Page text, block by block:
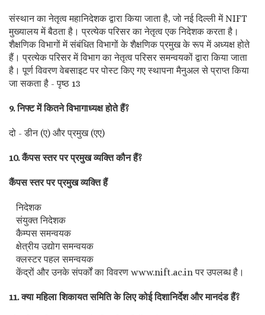
संस्थान का नेतृत्व महानिदेशक द्वारा किया जाता है, जो नई दिल्ली में NIFT
मुख्यालय में बैठता है। प्रत्येक परिसर का नेतृत्व एक निदेशक करता है।
शैक्षणिक विभागों में संबंधित विभागों के शैक्षणिक प्रमुख के रूप में अध्यक्ष होते
हैं। प्रत्येक परिसर में विभाग का नेतृत्व परिसर समन्वयकों द्वारा किया जाता
है। पूर्ण विवरण वेबसाइट पर पोस्ट किए गए स्थापना मैनुअल से प्राप्त किया
जा सकता है - पृष्ठ 13
9. निफ्ट में कितने विभागाध्यक्ष होते हैं?
दो - डीन (ए) और प्रमुख (एए)
10. कैंपस स्तर पर प्रमुख व्यक्ति कौन हैं?
कैंपस स्तर पर प्रमुख व्यक्ति हैं
निदेशक
संयुक्त निदेशक
कैम्पस समन्वयक
क्षेत्रीय उद्योग समन्वयक
क्लस्टर पहल समन्वयक
केंद्रों और उनके संपर्कों का विवरण www.nift.ac.in पर उपलब्ध है।
11. क्या महिला शिकायत समिति के लिए कोई दिशानिर्देश और मानदंड हैं?